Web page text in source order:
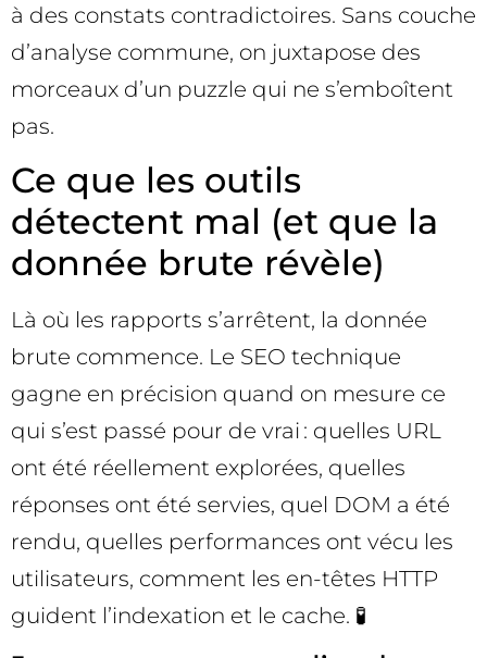
à des constats contradictoires. Sans couche
d’analyse commune, on juxtapose des
morceaux d’un puzzle qui ne s’emboîtent
pas.
Ce que les outils
détectent mal (et que la
donnée brute révèle)
Là où les rapports s’arrêtent, la donnée
brute commence. Le SEO technique
gagne en précision quand on mesure ce
qui s’est passé pour de vrai : quelles URL
ont été réellement explorées, quelles
réponses ont été servies, quel DOM a été
rendu, quelles performances ont vécu les
utilisateurs, comment les en-têtes HTTP
guident l’indexation et le cache. 🧪